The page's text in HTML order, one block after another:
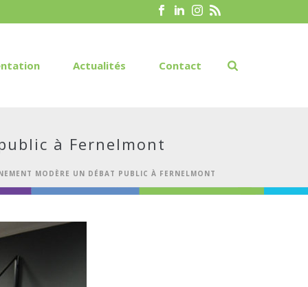
Actualités Contact
à Fernelmont
MODÈRE UN DÉBAT PUBLIC À FERNELMONT